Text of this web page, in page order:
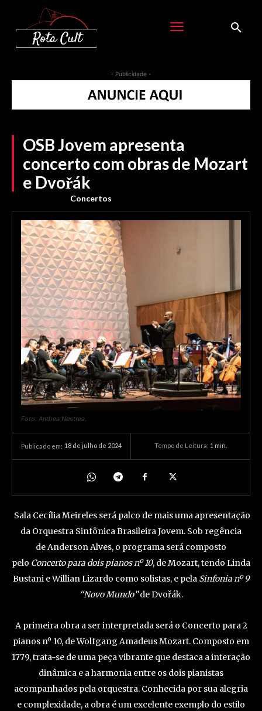
- Publicidade -
OSB Jovem apresenta
concerto com obras de Mozart
e Dvořák
Concertos
Foto: Andrea Nestrea.
Publicado em: 18 de julho de 2024 Tempo de Leitura: 1 min.
Sala Cecília Meireles será palco de mais uma apresentação
da Orquestra Sinfônica Brasileira Jovem. Sob regência
de Anderson Alves, o programa será composto
pelo Concerto para dois pianos nº 10, de Mozart, tendo Linda
Bustani e Willian Lizardo como solistas, e pela Sinfonia nº 9
“Novo Mundo”de Dvořák.
A primeira obra a ser interpretada será o Concerto para 2
pianos nº 10, de Wolfgang Amadeus Mozart. Composto em
1779, trata-se de uma peça vibrante que destaca a interação
dinâmica e a harmonia entre os dois pianistas
acompanhados pela orquestra. Conhecida por sua alegria
e complexidade, a obra é um excelente exemplo do estilo